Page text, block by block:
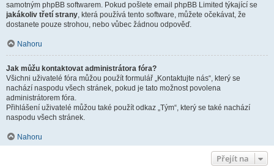
samotným phpBB softwarem. Pokud pošlete email phpBB Limited týkající se
jakákoliv třetí strany, která používá tento software, můžete očekávat, že
dostanete pouze strohou, nebo vůbec žádnou odpověď.
Nahoru
Jak můžu kontaktovat administrátora fóra?
Všichni uživatelé fóra můžou použít formulář „Kontaktujte nás“, který se
nachází naspodu všech stránek, pokud je tato možnost povolena
administrátorem fóra.
Přihlášení uživatelé můžou také použít odkaz „Tým“, který se také nachází
naspodu všech stránek.
Nahoru
Přejít na